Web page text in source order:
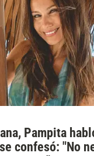
Pampita
confesó: "No